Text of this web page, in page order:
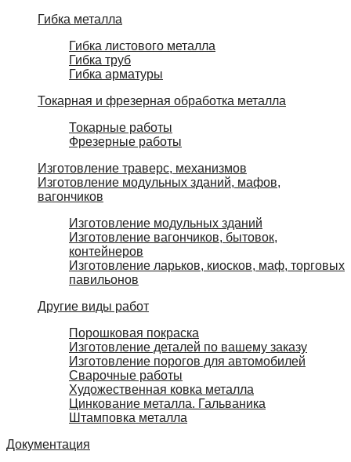
Гибка металла
Гибка листового металла
Гибка труб
Гибка арматуры
Токарная и фрезерная обработка металла
Токарные работы
Фрезерные работы
Изготовление траверс, механизмов
Изготовление модульных зданий, мафов,
вагончиков
Изготовление модульных зданий
Изготовление вагончиков, бытовок,
контейнеров
Изготовление ларьков, киосков, маф, торговых
павильонов
Другие виды работ
Порошковая покраска
Изготовление деталей по вашему заказу
Изготовление порогов для автомобилей
Сварочные работы
Художественная ковка металла
Цинкование металла. Гальваника
Штамповка металла
Документация